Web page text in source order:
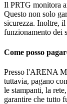
Il PRTG monitora
Questo non solo
sicurezza. Inoltre,
funzionamento dei
Come posso
Presso l'ARENA
tuttavia, pagano
le stampanti, la
garantire che tutto